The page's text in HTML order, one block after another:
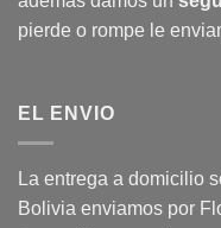
pierde o rompe le
EL ENVIO
La entrega a domicilio
Bolivia enviamos por